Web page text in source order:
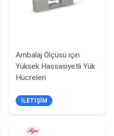
Ambalaj Ölçüsü için
Yüksek Hassasiyetli Yük
Hücreleri
İLETIŞIM